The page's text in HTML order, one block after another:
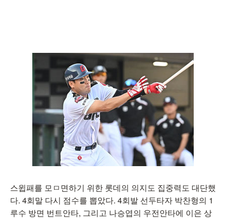
스윕패를 모ㅁ면하기 위한 롯데의 의지도 집중력도 대단했
다. 4회말 다시 점수를 뽑았다. 4회발 선두타자 박찬형의 1
루수 방면 번트안타, 그리고 나승엽의 우전안타에 이은 상